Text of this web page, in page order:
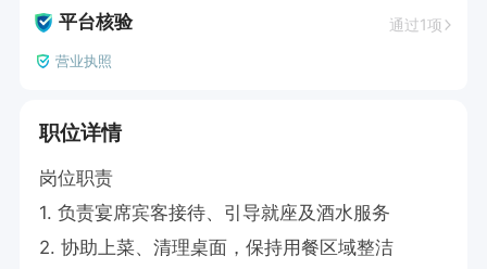
平台核验 通过1项
营业执照
职位详情
岗位职责
1. 负责宴席宾客接待、引导就座及酒水服务
2. 协助上菜、清理桌面，保持用餐区域整洁